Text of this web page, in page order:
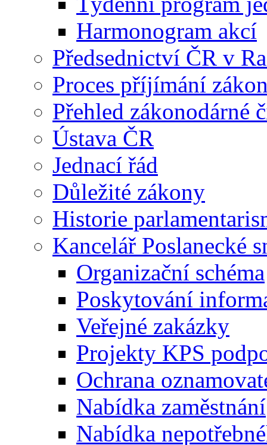
Harmonogram akcí
Předsednictví ČR v
Proces příjímání
Přehled zákonodárné
Ústava ČR
Jednací řád
Důležité zákony
Historie
Kancelář Poslanecké
Organizační schéma
Poskytování
Veřejné zakázky
Projekty KPS
Ochrana
Nabídka zaměstnání
Nabídka